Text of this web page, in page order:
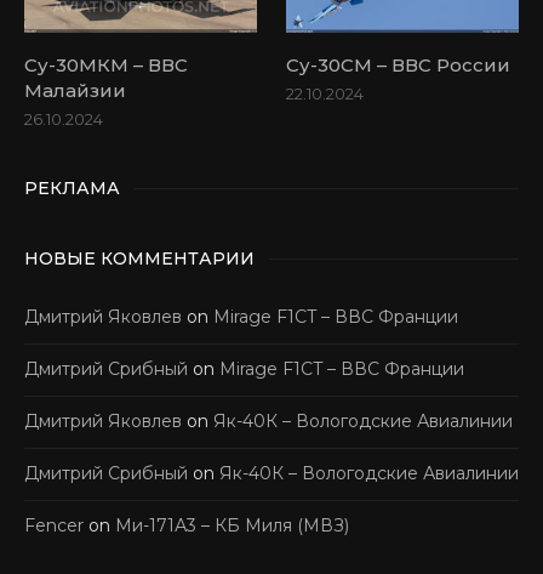
Су-30МКМ – ВВС
Малайзии
26.10.2024
Су-30СМ – ВВС России
22.10.2024
РЕКЛАМА
НОВЫЕ КОММЕНТАРИИ
Дмитрий Яковлев on Mirage F1CT – ВВС Франции
Дмитрий Срибный on Mirage F1CT – ВВС Франции
Дмитрий Яковлев on Як-40К – Вологодские Авиалинии
Дмитрий Срибный on Як-40К – Вологодские Авиалинии
Fencer on Ми-171А3 – КБ Миля (МВЗ)